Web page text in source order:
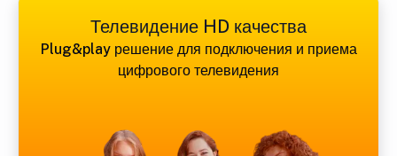
Телевидение HD качества
Plug&play решение для подключения и приема
цифрового телевидения